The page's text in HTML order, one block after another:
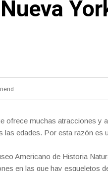
ofrece muchas atracciones y
edades. Por esta razón es
Americano de Historia
en las que hay esqueletos